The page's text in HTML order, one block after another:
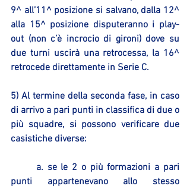
9^ all’11^ posizione si salvano, dalla 12^
alla 15^ posizione disputeranno i play-
out (non c’è incrocio di gironi) dove su
due turni uscirà una retrocessa, la 16^
retrocede direttamente in Serie C.
5) Al termine della seconda fase, in caso
di arrivo a pari punti in classifica di due o
più squadre, si possono verificare due
casistiche diverse:
punti appartenevano allo stesso